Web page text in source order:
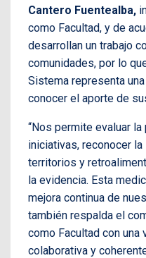
Cantero Fuentealba,
como Facultad, y de
desarrollan un trabajo
comunidades, por lo
Sistema representa
conocer el aporte de
“Nos permite evaluar
iniciativas, reconocer
territorios y
la evidencia. Esta
mejora continua de
también respalda el
como Facultad con una
colaborativa y